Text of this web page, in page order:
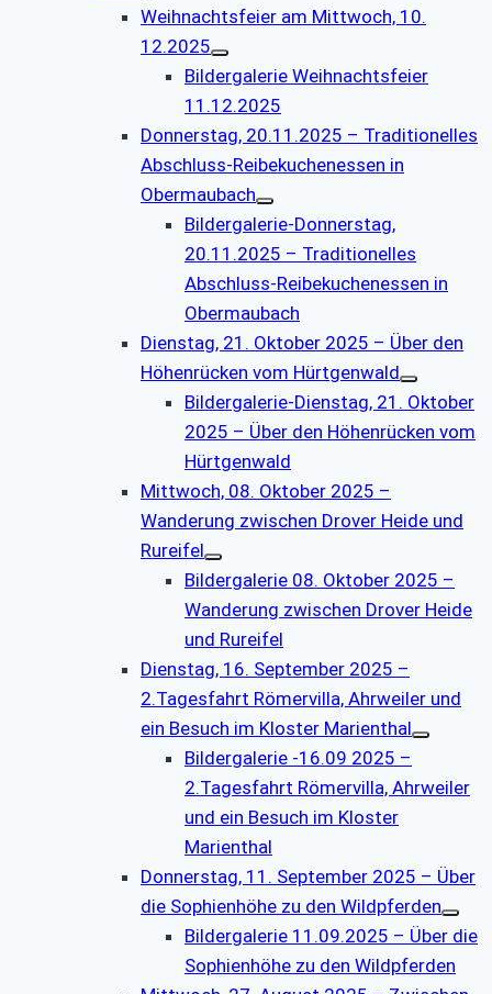
Weihnachtsfeier am Mittwoch, 10.
12.2025
Bildergalerie Weihnachtsfeier
11.12.2025
Donnerstag, 20.11.2025 – Traditionelles
Abschluss-Reibekuchenessen in
Obermaubach
Bildergalerie-Donnerstag,
20.11.2025 – Traditionelles
Abschluss-Reibekuchenessen in
Obermaubach
Dienstag, 21. Oktober 2025 – Über den
Höhenrücken vom Hürtgenwald
Bildergalerie-Dienstag, 21. Oktober
2025 – Über den Höhenrücken vom
Hürtgenwald
Mittwoch, 08. Oktober 2025 –
Wanderung zwischen Drover Heide und
Rureifel
Bildergalerie 08. Oktober 2025 –
Wanderung zwischen Drover Heide
und Rureifel
Dienstag, 16. September 2025 –
2.Tagesfahrt Römervilla, Ahrweiler und
ein Besuch im Kloster Marienthal
Bildergalerie -16.09 2025 –
2.Tagesfahrt Römervilla, Ahrweiler
und ein Besuch im Kloster
Marienthal
Donnerstag, 11. September 2025 – Über
die Sophienhöhe zu den Wildpferden
Bildergalerie 11.09.2025 – Über die
Sophienhöhe zu den Wildpferden